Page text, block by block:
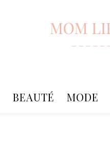
BEAUTÉ MODE